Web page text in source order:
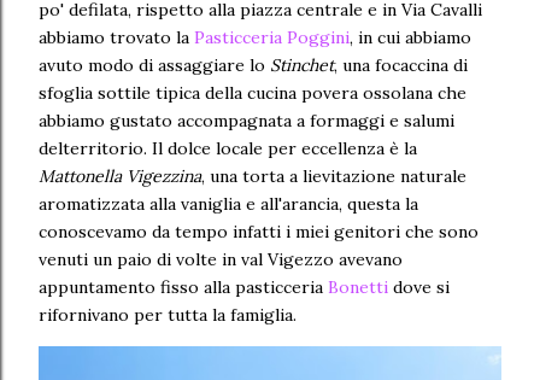
po' defilata, rispetto alla piazza centrale e in Via Cavalli
abbiamo trovato la Pasticceria Poggini, in cui abbiamo
avuto modo di assaggiare lo Stinchet, una focaccina di
sfoglia sottile tipica della cucina povera ossolana che
abbiamo gustato accompagnata a formaggi e salumi
delterritorio. Il dolce locale per eccellenza è la
Mattonella Vigezzina, una torta a lievitazione naturale
aromatizzata alla vaniglia e all'arancia, questa la
conoscevamo da tempo infatti i miei genitori che sono
venuti un paio di volte in val Vigezzo avevano
appuntamento fisso alla pasticceria Bonetti dove si
rifornivano per tutta la famiglia.